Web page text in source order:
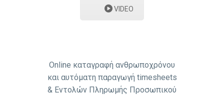
VIDEO
Online καταγραφή ανθρωποχρόνου
και αυτόματη παραγωγή timesheets
& Εντολών Πληρωμής Προσωπικού